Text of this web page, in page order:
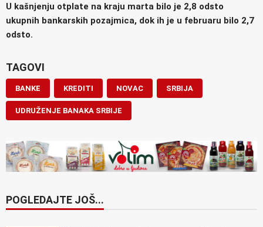
U kašnjenju otplate na kraju marta bilo je 2,8 odsto
ukupnih bankarskih pozajmica, dok ih je u februaru bilo 2,7
odsto.
TAGOVI
BANKE KREDITI NOVAC SRBIJA
UDRUŽENJE BANAKA SRBIJE
POGLEDAJTE JOŠ...